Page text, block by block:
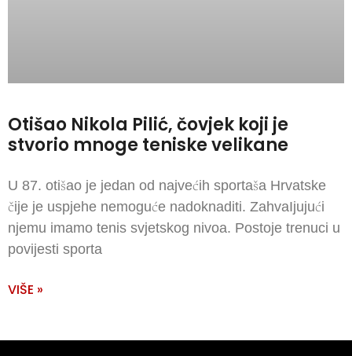
Otišao Nikola Pilić, čovjek koji je
stvorio mnoge teniske velikane
U 87. otišao je jedan od najvećih sportaša Hrvatske
čije je uspjehe nemoguće nadoknaditi. ZahvaIjujući
njemu imamo tenis svjetskog nivoa. Postoje trenuci u
povijesti sporta
VIŠE »